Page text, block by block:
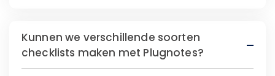
Kunnen we verschillende soorten
checklists maken met Plugnotes?